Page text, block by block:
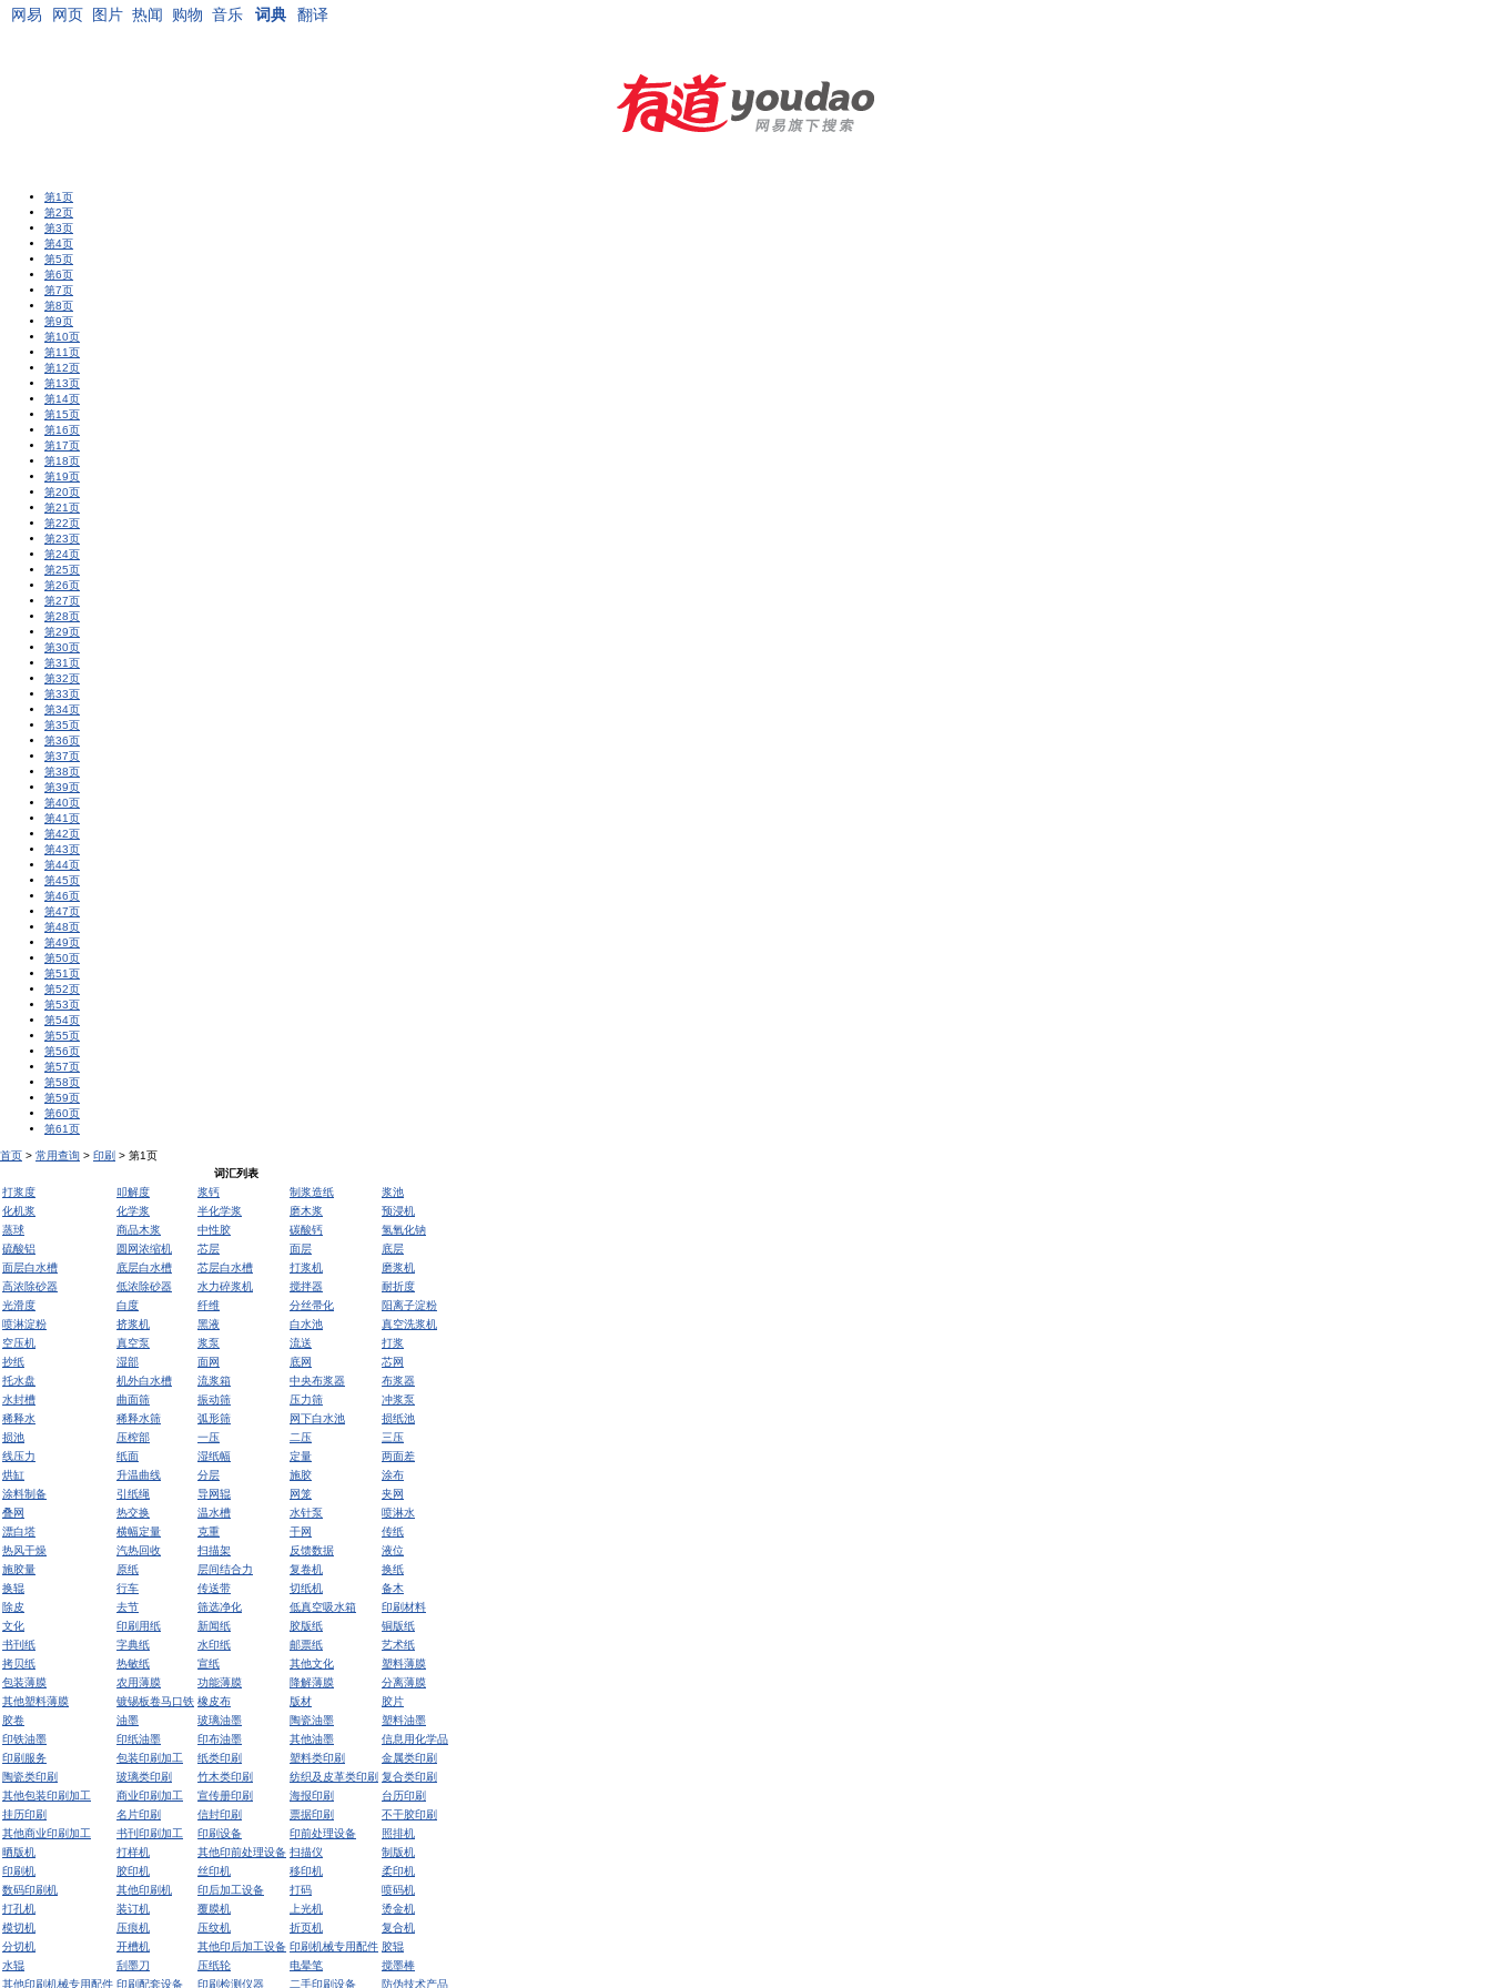
网易 网页 图片 热闻 购物 音乐 词典 翻译
第1页
第2页
第3页
第4页
第5页
第6页
第7页
第8页
第9页
第10页
第11页
第12页
第13页
第14页
第15页
第16页
第17页
第18页
第19页
第20页
第21页
第22页
第23页
第24页
第25页
第26页
第27页
第28页
第29页
第30页
第31页
第32页
第33页
第34页
第35页
第36页
第37页
第38页
第39页
第40页
第41页
第42页
第43页
第44页
第45页
第46页
第47页
第48页
第49页
第50页
第51页
第52页
第53页
第54页
第55页
第56页
第57页
第58页
第59页
第60页
第61页
首页 > 常用查询 > 印刷 > 第1页
词汇列表
打浆度
叩解度 浆钙 制浆造纸
浆池
化机浆
化学浆 半化学浆 磨木浆
预浸机
蒸球
商品木浆 中性胶 碳酸钙
氢氧化钠
硫酸铝
圆网浓缩机 芯层 面层
底层
面层白水槽
底层白水槽 芯层白水槽 打浆机
磨浆机
高浓除砂器
低浓除砂器 水力碎浆机 搅拌器
耐折度
光滑度
白度 纤维 分丝帚化
阳离子淀粉
喷淋淀粉
挤浆机 黑液 白水池
真空洗浆机
空压机
真空泵 浆泵 流送
打浆
抄纸
湿部 面网 底网
芯网
托水盘
机外白水槽 流浆箱 中央布浆器
布浆器
水封槽
曲面筛 振动筛 压力筛
冲浆泵
稀释水
稀释水筛 弧形筛 网下白水池
损纸池
损池
压榨部 一压 二压
三压
线压力
纸面 湿纸幅 定量
两面差
烘缸
升温曲线 分层 施胶
涂布
涂料制备
引纸绳 导网辊 网笼
夹网
叠网
热交换 温水槽 水针泵
喷淋水
漂白塔
横幅定量 克重 干网
传纸
热风干燥
汽热回收 扫描架 反馈数据
液位
施胶量
原纸 层间结合力 复卷机
换纸
换辊
行车 传送带 切纸机
备木
除皮
去节 筛选净化 低真空吸水箱
印刷材料
文化
印刷用纸 新闻纸 胶版纸
铜版纸
书刊纸
字典纸 水印纸 邮票纸
艺术纸
拷贝纸
热敏纸 宣纸 其他文化
塑料薄膜
包装薄膜
农用薄膜 功能薄膜 降解薄膜
分离薄膜
其他塑料薄膜
镀锡板卷马口铁 橡皮布 版材
胶片
胶卷
油墨 玻璃油墨 陶瓷油墨
塑料油墨
印铁油墨
印纸油墨 印布油墨 其他油墨
信息用化学品
印刷服务
包装印刷加工 纸类印刷 塑料类印刷
金属类印刷
陶瓷类印刷
玻璃类印刷 竹木类印刷 纺织及皮革类印刷 复合类印刷
其他包装印刷加工
商业印刷加工 宣传册印刷 海报印刷
台历印刷
挂历印刷
名片印刷 信封印刷 票据印刷
不干胶印刷
其他商业印刷加工
书刊印刷加工 印刷设备 印前处理设备
照排机
晒版机
打样机 其他印前处理设备 扫描仪
制版机
印刷机
胶印机 丝印机 移印机
柔印机
数码印刷机
其他印刷机 印后加工设备 打码
喷码机
打孔机
装订机 覆膜机 上光机
烫金机
模切机
压痕机 压纹机 折页机
复合机
分切机
开槽机 其他印后加工设备 印刷机械专用配件 胶辊
水辊
刮墨刀 压纸轮 电晕笔
搅墨棒
其他印刷机械专用配件 印刷配套设备 印刷检测仪器 二手印刷设备 防伪技术产品